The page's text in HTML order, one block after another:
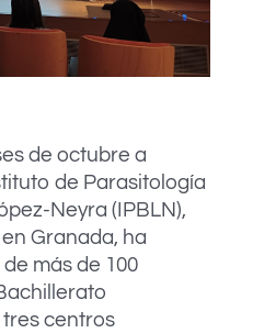
de octubre a
de Parasitología
Neyra (IPBLN),
Granada, ha
más de 100
centros